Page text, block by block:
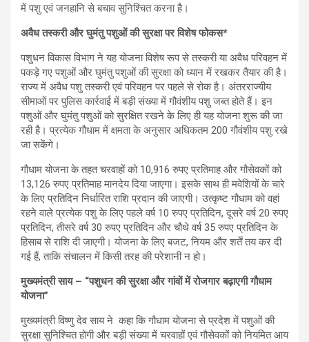
में पशु एवं जनहानि से बचाव सुनिश्चित करना है।
अवैध तस्करी और घुमंतु पशुओं की सुरक्षा पर विशेष फोकस*
पशुधन विकास विभाग ने यह योजना विशेष रूप से तस्करी या अवैध परिवहन में
पकड़े गए पशुओं और घुमंतु पशुओं की सुरक्षा को ध्यान में रखकर तैयार की है।
राज्य में अवैध पशु तस्करी एवं परिवहन पर पहले से रोक है। अंतरराज्यीय
सीमाओं पर पुलिस कार्रवाई में बड़ी संख्या में गौवंशीय पशु जब्त होते हैं। इन
पशुओं और घुमंतु पशुओं को सुरक्षित रखने के लिए ही यह योजना शुरू की जा
रही है। प्रत्येक गौधाम में क्षमता के अनुसार अधिकतम 200 गौवंशीय पशु रखे
जा सकेंगे।
गौधाम योजना के तहत चरवाहों को 10,916 रुपए प्रतिमाह और गौसेवकों को
13,126 रुपए प्रतिमाह मानदेय दिया जाएगा। इसके साथ ही मवेशियों के चारे
के लिए प्रतिदिन निर्धारित राशि प्रदान की जाएगी। उत्कृष्ट गौधाम को वहां
रहने वाले प्रत्येक पशु के लिए पहले वर्ष 10 रुपए प्रतिदिन, दूसरे वर्ष 20 रुपए
प्रतिदिन, तीसरे वर्ष 30 रुपए प्रतिदिन और चौथे वर्ष 35 रुपए प्रतिदिन के
हिसाब से राशि दी जाएगी। योजना के लिए बजट, नियम और शर्तें तय कर दी
गई हैं, ताकि संचालन में किसी तरह की परेशानी न हो।
मुख्यमंत्री साय – “पशुधन की सुरक्षा और गांवों में रोजगार बढ़ाएगी गौधाम
योजना”
मुख्यमंत्री विष्णु देव साय ने कहा कि गौधाम योजना से प्रदेश में पशुओं की
सुरक्षा सुनिश्चित होगी और बड़ी संख्या में चरवाहों एवं गौसेवकों को नियमित आय